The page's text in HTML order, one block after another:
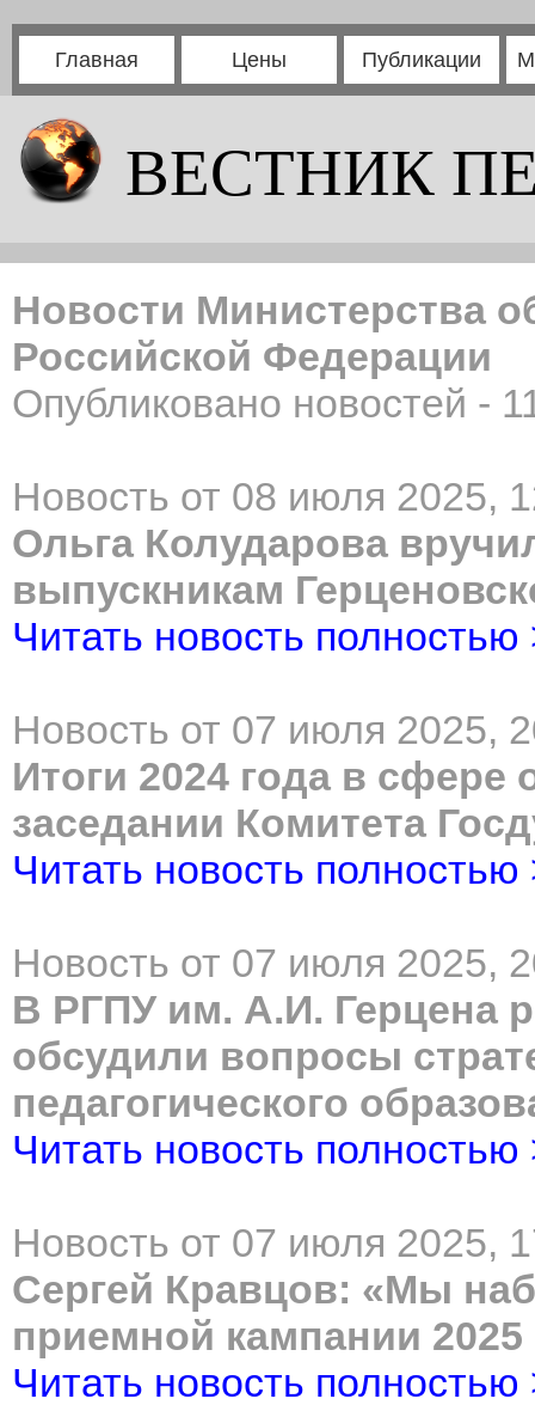
Главная Цены Публикации
ВЕСТНИК
Новости Министерства
Российской Федерации
Опубликовано новостей -
Новость от 08 июля 2025,
Ольга Колударова
выпускникам
Читать новость полностью
Новость от 07 июля 2025,
Итоги 2024 года в сфере
заседании Комитета
Читать новость полностью
Новость от 07 июля 2025,
В РГПУ им. А.И. Герцена
обсудили вопросы
педагогического
Читать новость полностью
Новость от 07 июля 2025,
Сергей Кравцов: «Мы
приемной кампании 2025
Читать новость полностью